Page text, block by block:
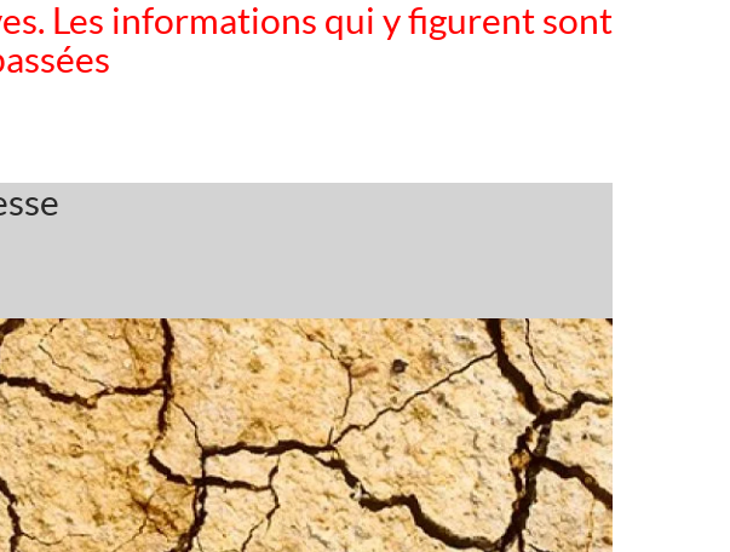
Les informations qui y figurent sont